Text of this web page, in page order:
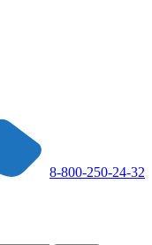
8-800-250-24-32